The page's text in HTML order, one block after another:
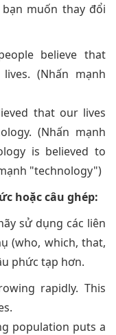
muốn thay đổi
believe that
(Nhấn mạnh
that our lives
(Nhấn mạnh
is believed to
"technology")
hoặc câu ghép:
sử dụng các liên
(who, which, that,
phức tạp hơn.
rapidly. This
population puts a